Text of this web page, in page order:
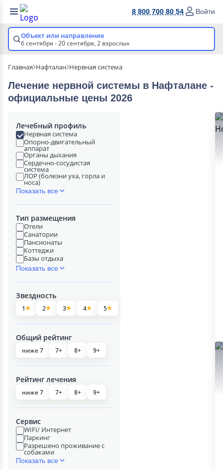
8 800 700 80 54 Войти
Объект или направление
6 сентября - 20 сентября, 2 взрослых
Главная Нафталан Нервная система
Лечение нервной системы в Нафталане -
официальные цены 2026
Лечебный профиль
Нервная система
Опорно-двигательный
аппарат
Органы дыхания
Сердечно-сосудистая
система
ЛОР (болезни уха, горла и
носа)
Показать все
Тип размещения
Отели
Санатории
Пансионаты
Коттеджи
Базы отдыха
Показать все
Звездность
1 2 3 4 5
Общий рейтинг
ниже 7 7+ 8+ 9+
Рейтинг лечения
ниже 7 7+ 8+ 9+
Сервис
WIFI/ Интернет
Паркинг
Разрешено проживание с
собаками
Показать все